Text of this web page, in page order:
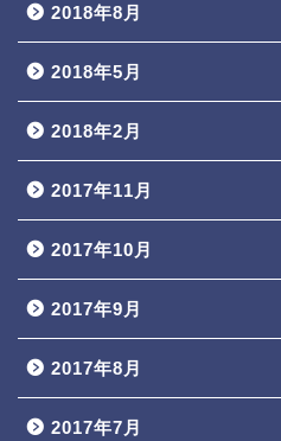
2018年8月
2018年5月
2018年2月
2017年11月
2017年10月
2017年9月
2017年8月
2017年7月